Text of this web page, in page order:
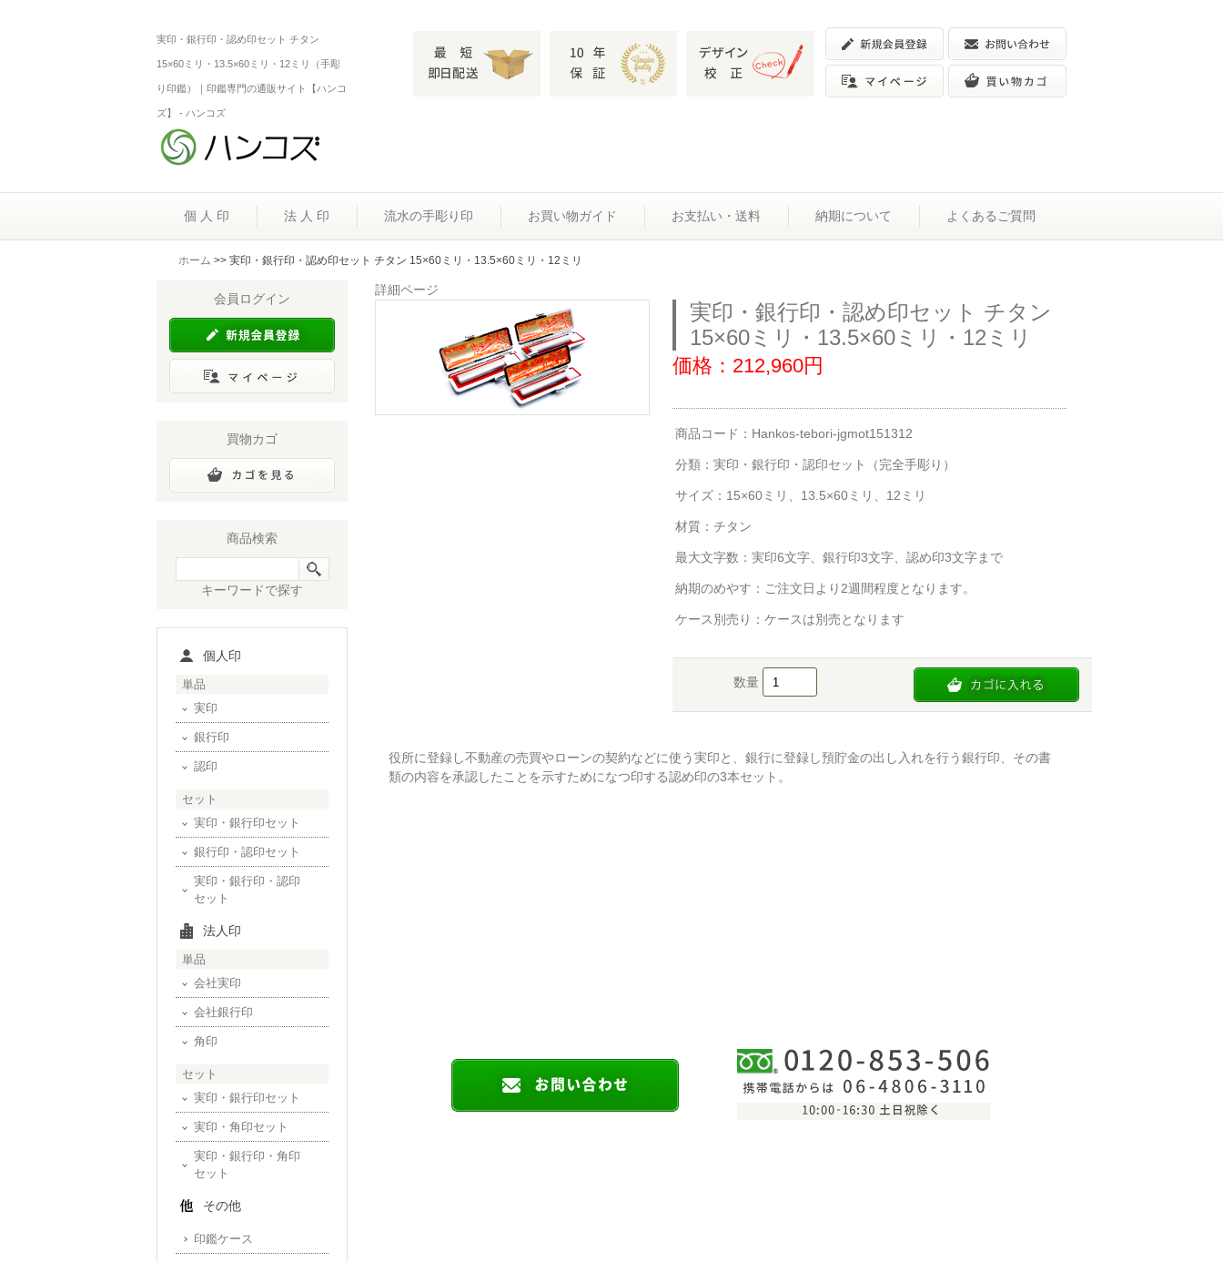
実印・銀行印・認め印セット チタン
15×60ミリ・13.5×60ミリ・12ミリ（手彫
り印鑑）｜印鑑専門の通販サイト【ハンコ
ズ】 - ハンコズ
個 人 印 法 人 印 流水の手彫り印 お買い物ガイド お支払い・送料 納期について よくあるご質問
ホーム >> 実印・銀行印・認め印セット チタン 15×60ミリ・13.5×60ミリ・12ミリ
詳細ページ
実印・銀行印・認め印セット チタン
15×60ミリ・13.5×60ミリ・12ミリ
価格：212,960円
商品コード：Hankos-tebori-jgmot151312
分類： 実印・銀行印・認印セット（完全手彫り）
サイズ：15×60ミリ、13.5×60ミリ、12ミリ
材質：チタン
最大文字数：実印6文字、銀行印3文字、認め印3文字まで
納期のめやす：ご注文日より2週間程度となります。
ケース別売り：ケースは別売となります
数量
役所に登録し不動産の売買やローンの契約などに使う実印と、銀行に登録し預貯金の出し入れを行う銀行印、その書
類の内容を承認したことを示すためになつ印する認め印の3本セット。
会員ログイン
買物カゴ
商品検索
キーワードで探す
個人印
単品
実印
銀行印
認印
セット
実印・銀行印セット
銀行印・認印セット
実印・銀行印・認印
セット
法人印
単品
会社実印
会社銀行印
角印
セット
実印・銀行印セット
実印・角印セット
実印・銀行印・角印
セット
その他
印鑑ケース